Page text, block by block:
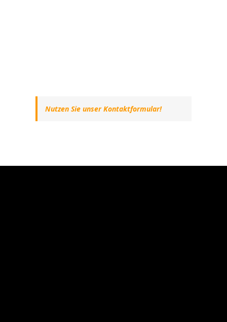
Nutzen Sie unser Kontaktformular!